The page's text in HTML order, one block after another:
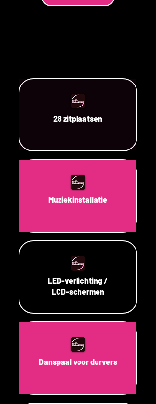
28 zitplaatsen
Muziekinstallatie
LED-verlichting /
LCD-schermen
Danspaal voor durvers